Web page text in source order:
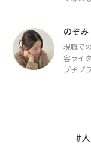
ライタ
都内で
断・顔
メージ
のぞみ
現職で
容ライ
プチプ
で最
間に
#